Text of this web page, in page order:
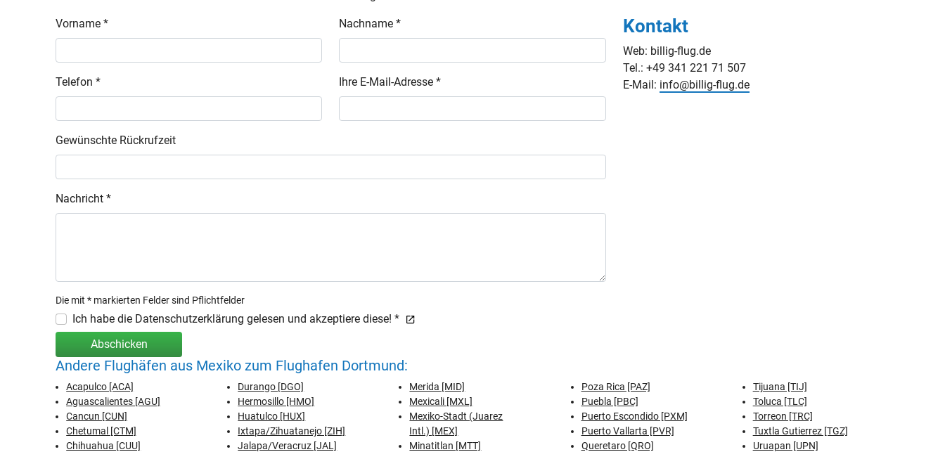
Vorname * Nachname *
Telefon * Ihre E-Mail-Adresse *
Gewünschte Rückrufzeit
Nachricht *
Die mit * markierten Felder sind Pflichtfelder
Ich habe die Datenschutzerklärung gelesen und akzeptiere diese! *
Abschicken
Kontakt
Web: billig-flug.de
Tel.: +49 341 221 71 507
E-Mail: info@billig-flug.de
Andere Flughäfen aus Mexiko zum Flughafen Dortmund:
Acapulco [ACA]
Aguascalientes [AGU]
Cancun [CUN]
Chetumal [CTM]
Chihuahua [CUU]
Durango [DGO]
Hermosillo [HMO]
Huatulco [HUX]
Ixtapa/Zihuatanejo [ZIH]
Jalapa/Veracruz [JAL]
Merida [MID]
Mexicali [MXL]
Mexiko-Stadt (Juarez
Intl.) [MEX]
Minatitlan [MTT]
Poza Rica [PAZ]
Puebla [PBC]
Puerto Escondido [PXM]
Puerto Vallarta [PVR]
Queretaro [QRO]
Tijuana [TIJ]
Toluca [TLC]
Torreon [TRC]
Tuxtla Gutierrez [TGZ]
Uruapan [UPN]